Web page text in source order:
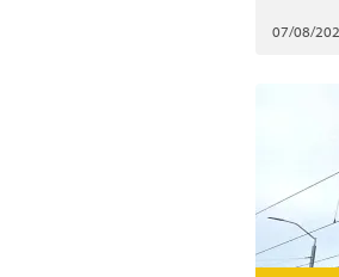
07/08/